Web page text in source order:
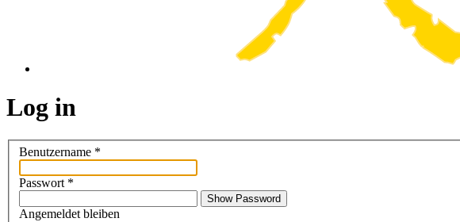
Log in
Benutzername *
Passwort*
Show Password
Angemeldet bleiben